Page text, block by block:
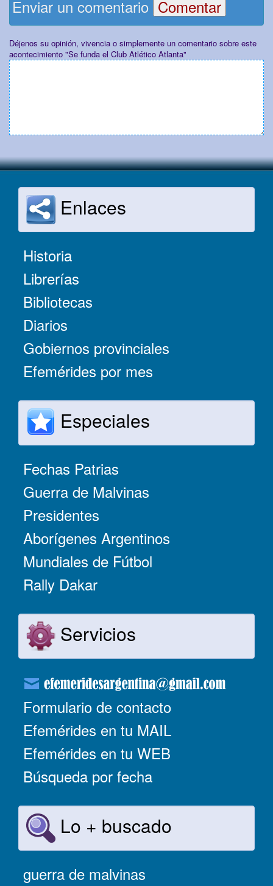
Enviar un comentario
Déjenos su opinión, vivencia o simplemente un comentario sobre este
acontecimiento "Se funda el Club Atlético Atlanta"
Enlaces
Historia
Librerías
Bibliotecas
Diarios
Gobiernos provinciales
Efemérides por mes
Especiales
Fechas Patrias
Guerra de Malvinas
Presidentes
Aborígenes Argentinos
Mundiales de Fútbol
Rally Dakar
Servicios
Formulario de contacto
Efemérides en tu MAIL
Efemérides en tu WEB
Búsqueda por fecha
Lo + buscado
guerra de malvinas